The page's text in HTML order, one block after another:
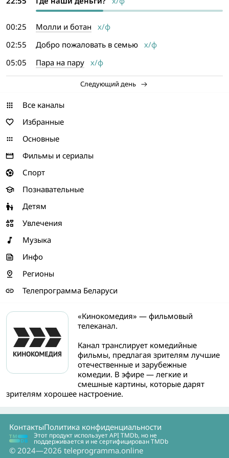
00:25 Молли и ботан х/ф
02:55
Добро пожаловать в семью х/ф
05:05
Пара на пару х/ф
Следующий день
Все каналы
Избранные
Основные
Фильмы и сериалы
Спорт
Познавательные
Детям
Увлечения
Музыка
Инфо
Регионы
Телепрограмма Беларуси
«Кинокомедия» — фильмовый
телеканал.
Канал транслирует комедийные
фильмы, предлагая зрителям лучшие
отечественные и зарубежные
комедии. В эфире — легкие и
смешные картины, которые дарят
зрителям хорошее настроение.
КонтактыПолитика конфиденциальности
Этот продукт использует API TMDb, но не
поддерживается и не сертифицирован TMDb
© 2024—2026 teleprogramma.online